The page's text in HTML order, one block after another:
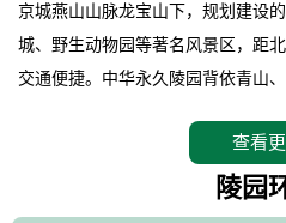
京城燕山山脉龙宝山下，规划建设
城、野生动物园等著名风景区，距
交通便捷。中华永久陵园背依青山
地。在总体设计上完全以中国传统
而成，宛如一把太师椅，呈坐南朝
查看
陵园